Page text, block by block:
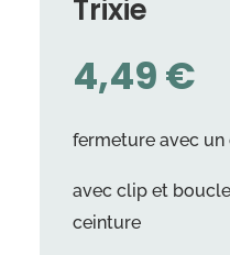
Trixie
4,49€
fermeture avec
avec clip et
ceinture